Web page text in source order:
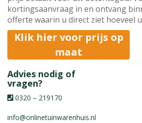
kortingsaanvraag in en ontvang
offerte waarin u direct ziet hoeveel
Klik hier voor prijs op
maat
Advies nodig of
vragen?
0320 – 219170
info@onlinetuinwarenhuis.nl